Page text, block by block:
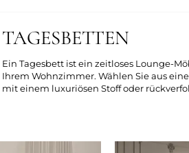
TAGESBETTEN
Ein Tagesbett ist ein zeitloses Lounge-
Ihrem Wohnzimmer. Wählen Sie aus
mit einem luxuriösen Stoff oder